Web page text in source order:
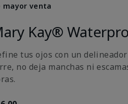
mayor venta
Kay®
tus ojos con un
no deja manchas ni